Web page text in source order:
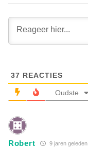
r
w
d
a
n
t
e
a
n
t
d
e
m
37 REACTIES
Oudste
Robert 9 jaren geleden